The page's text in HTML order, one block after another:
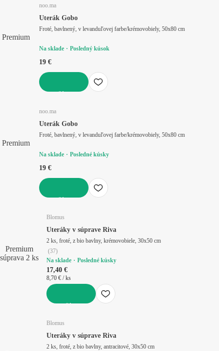
Premium
noo.ma
Uterák Gobo
Froté, bavlnený, v levanduľovej farbe/krémovobiely, 50x80 cm
Na sklade Posledný kúsok
19 €
Premium
noo.ma
Uterák Gobo
Froté, bavlnený, v levanduľovej farbe/krémovobiely, 50x80 cm
Na sklade Posledné kúsky
19 €
Premium
súprava 2 ks
Blomus
Uteráky v súprave Riva
2 ks, froté, z bio bavlny, krémovobiele, 30x50 cm
(37)
Na sklade
Posledné kúsky
17,40 €
8,70 € / ks
Blomus
Uteráky v súprave Riva
2 ks, froté, z bio bavlny, antracitové, 30x50 cm